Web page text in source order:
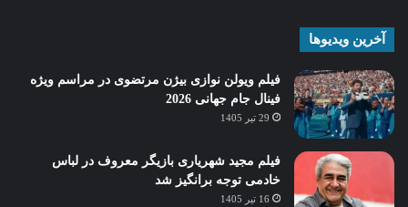
آخرین ویدیوها
فیلم ویولن نوازی بیژن مرتضوی در مراسم ویژه
فینال جام جهانی 2026
29 تیر 1405
فیلم مجید شهریاری بازیگر معروف در لباس
خادمی توجه برانگیز شد
16 تیر 1405